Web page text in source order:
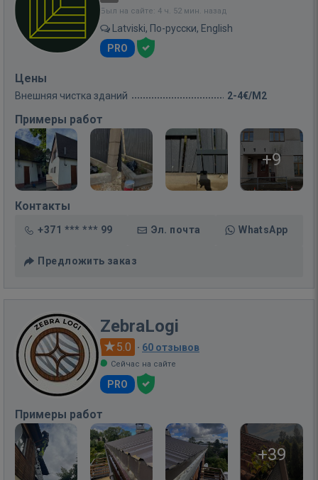
Был на сайте: 4 ч. 52 мин. назад
Latviski, По-русски, English
PRO
Цены
Внешняя чистка зданий 2-4€/M2
Примеры работ
+9
Контакты
+371 *** *** 99 Эл. почта WhatsApp
Предложить заказ
ZebraLogi
5.0 · 60 отзывов
Сейчас на сайте
PRO
Примеры работ
+39